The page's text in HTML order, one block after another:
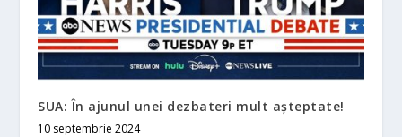
SUA: În ajunul unei dezbateri mult aşteptate!
10 septembrie 2024